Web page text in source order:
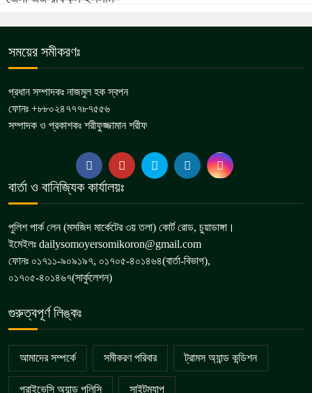
সময়ের সমীকরণঃ
প্রধান সম্পাদকঃ নাজমুল হক স্বপন
ফোনঃ +৮৮০২৪৭৭৭৮৭৫৫৬
সম্পাদক ও প্রকাশকঃ শরীফুজ্জামান শরীফ
বার্তা ও বানিজ্যিক কার্যালয়ঃ
পুলিশ পার্ক লেন (মসজিদ মার্কেটের ৩য় তলা) কোর্ট রোড, চুয়াডাঙ্গা।
ইমেইলঃ dailysomoyersomikoron@gmail.com
ফোনঃ ০১৭১১-৯০৯১৯৭, ০১৭০৫-৪০১৪৬৪(বার্তা-বিভাগ),
০১৭০৫-৪০১৪৬৭(সার্কুলেশন)
গুরুত্বপূর্ণ লিঙ্কঃ
আমাদের সম্পর্কে সমীকরণ পরিবার ট্রামস অ্যান্ড কন্ডিশন
প্রাইভেসি অ্যান্ড পলিসি সাইটম্যাপ